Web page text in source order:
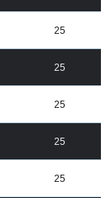
25
25
25
25
25